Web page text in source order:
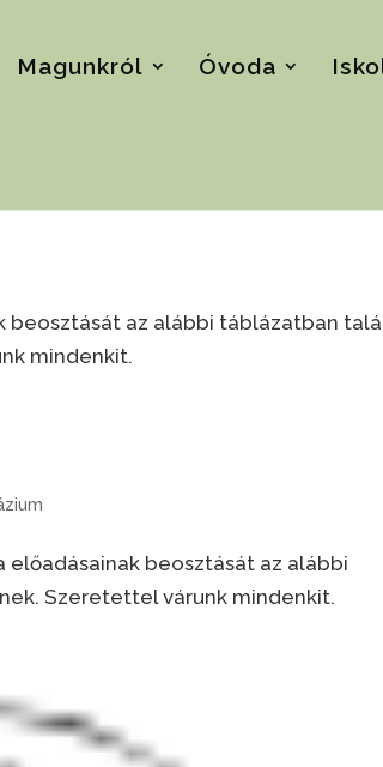
Magunkról Óvoda
beosztását az alábbi táblázatban
mindenkit.
előadásainak beosztását az alábbi
Szeretettel várunk mindenkit.